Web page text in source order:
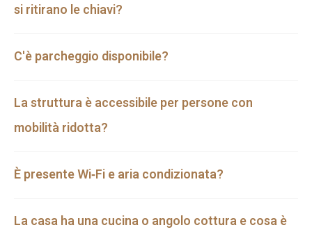
si ritirano le chiavi?
C'è parcheggio disponibile?
La struttura è accessibile per persone con
mobilità ridotta?
È presente Wi‑Fi e aria condizionata?
La casa ha una cucina o angolo cottura e cosa è